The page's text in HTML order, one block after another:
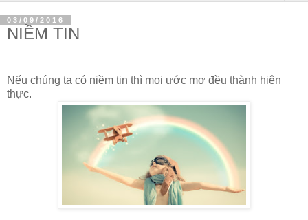
03/09/2016
NIỀM TIN
Nếu chúng ta có niềm tin thì mọi ước mơ đều thành hiện
thực.